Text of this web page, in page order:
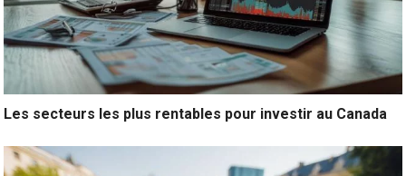
Les secteurs les plus rentables pour investir au Canada